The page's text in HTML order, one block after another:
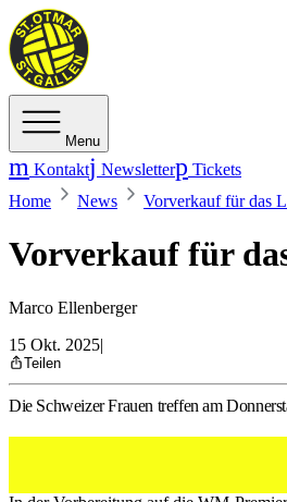
Menu
Kontakt Newsletter
Tickets
Home
News Vorverkauf für das
Vorverkauf für
Marco Ellenberger
15 Okt. 2025|
Teilen
Die Schweizer Frauen treffen am